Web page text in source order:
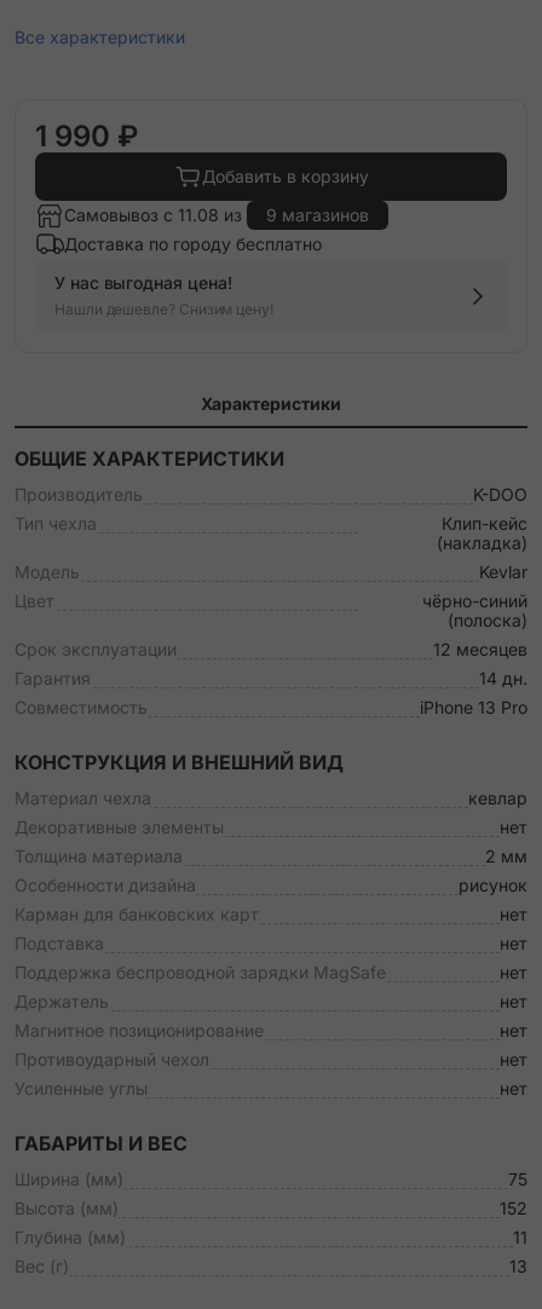
Все характеристики
1 990 ₽
Добавить в корзину
Самовывоз с 11.08 из
9 магазинов
Доставка по городу бесплатно
У нас выгодная цена!
Нашли дешевле? Снизим цену!
Характеристики
ОБЩИЕ ХАРАКТЕРИСТИКИ
Производитель
K-DOO
Тип чехла
Клип-кейс
(накладка)
Модель
Kevlar
Цвет
чёрно-синий
(полоска)
Срок эксплуатации
12 месяцев
Гарантия
14 дн.
Совместимость
iPhone 13 Pro
КОНСТРУКЦИЯ И ВНЕШНИЙ ВИД
Материал чехла
кевлар
Декоративные элементы
нет
Толщина материала
2 мм
Особенности дизайна
рисунок
Карман для банковских карт
нет
Подставка
нет
Поддержка беспроводной зарядки MagSafe
нет
Держатель
нет
Магнитное позиционирование
нет
Противоударный чехол
нет
Усиленные углы
нет
ГАБАРИТЫ И ВЕС
Ширина (мм)
75
Высота (мм)
152
Глубина (мм)
11
Вес (г)
13